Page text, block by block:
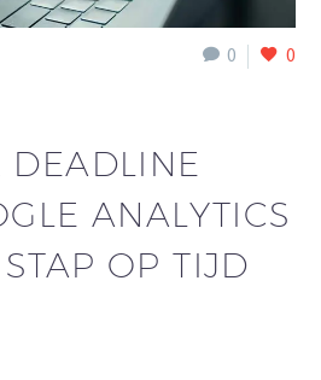
0 0
DEADLINE
ANALYTICS
OP TIJD